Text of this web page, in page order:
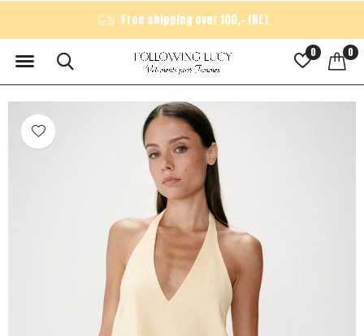
0 0
Free shipping over 100,- (NL)